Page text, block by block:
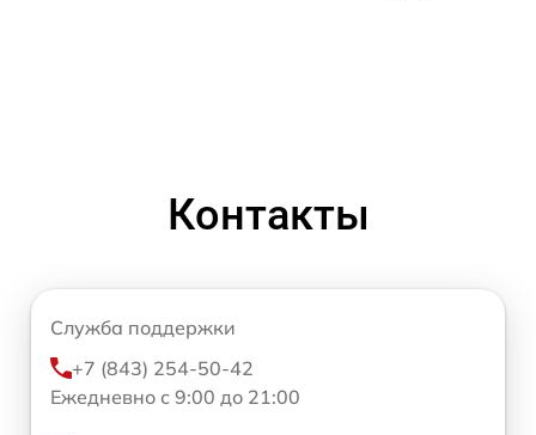
Контакты
Служба поддержки
+7 (843) 254-50-42
Ежедневно с 9:00 до 21:00